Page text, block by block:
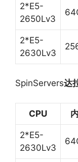
2*E5-
2650Lv3
2*E5-
2630Lv3
SpinServers达
CPU
2*E5-
2630Lv3